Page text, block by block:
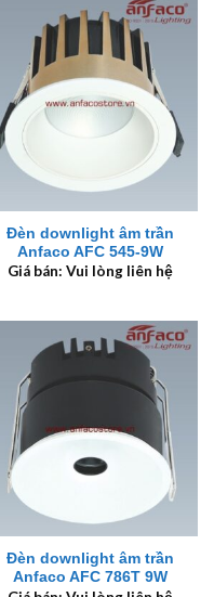
Đèn downlight âm trần
Anfaco AFC 545-9W
Giá bán: Vui lòng liên hệ
Đèn downlight âm trần
Anfaco AFC 786T 9W